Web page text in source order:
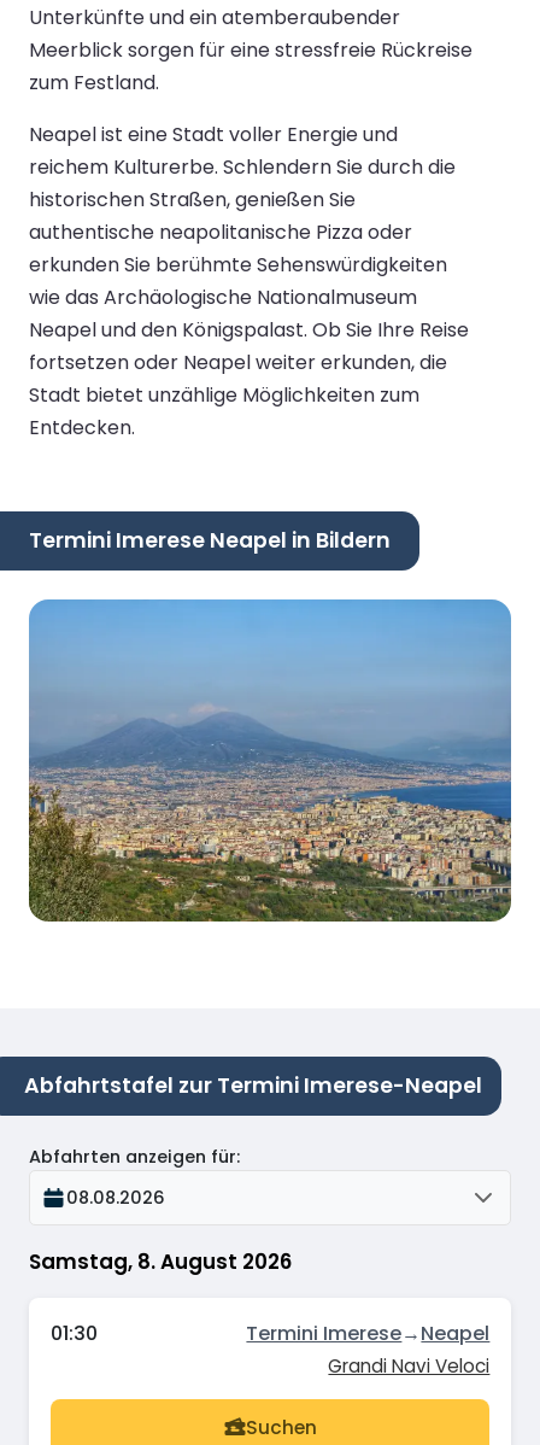
Unterkünfte und ein atemberaubender
Meerblick sorgen für eine stressfreie Rückreise
zum Festland.
Neapel ist eine Stadt voller Energie und
reichem Kulturerbe. Schlendern Sie durch die
historischen Straßen, genießen Sie
authentische neapolitanische Pizza oder
erkunden Sie berühmte Sehenswürdigkeiten
wie das Archäologische Nationalmuseum
Neapel und den Königspalast. Ob Sie Ihre Reise
fortsetzen oder Neapel weiter erkunden, die
Stadt bietet unzählige Möglichkeiten zum
Entdecken.
Termini Imerese Neapel in Bildern
Abfahrtstafel zur Termini Imerese-Neapel
Samstag, 8. August 2026
Abfahrten anzeigen für:
08.08.2026
01:30 Termini Imerese→Neapel
Grandi Navi Veloci
Suchen